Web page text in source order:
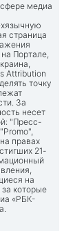
медиа
страница
Портале,
Attribution
точку
За
несет
"Пресс-
правах
21-
на
которые
«РБК-